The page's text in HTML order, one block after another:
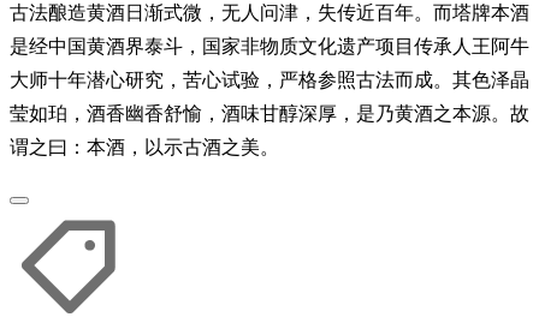
古法酿造黄酒日渐式微，无人问津，失传近百年。而塔牌本酒
是经中国黄酒界泰斗，国家非物质文化遗产项目传承人王阿牛
大师十年潜心研究，苦心试验，严格参照古法而成。其色泽晶
莹如珀，酒香幽香舒愉，酒味甘醇深厚，是乃黄酒之本源。故
谓之曰：本酒，以示古酒之美。